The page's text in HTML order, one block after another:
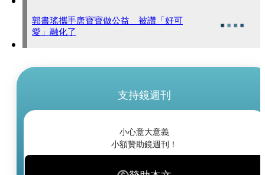
郭書瑤攜手唐寶寶做公益 被讚「好可
愛」融化了
支持鏡週刊
小心意大意義
小額贊助鏡週刊！